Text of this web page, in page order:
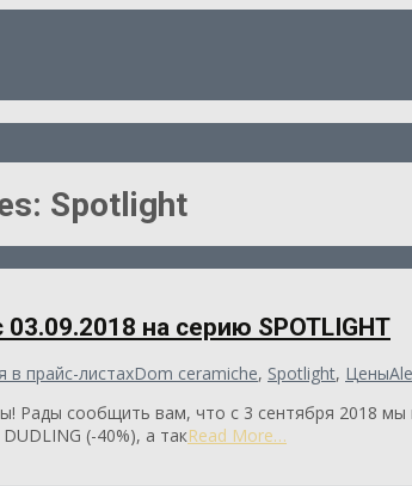
Spotlight
на серию SPOTLIGHT
в прайс-листахDom ceramiche, Spotlight, Цены
Рады сообщить вам, что с 3 сентября 2018
(-40%), а такRead More…